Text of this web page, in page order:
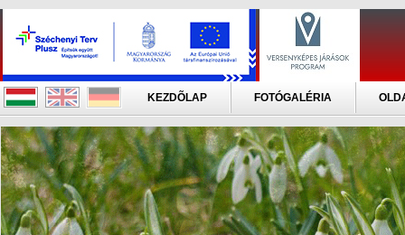
KEZDÕLAP FOTÓGALÉRIA